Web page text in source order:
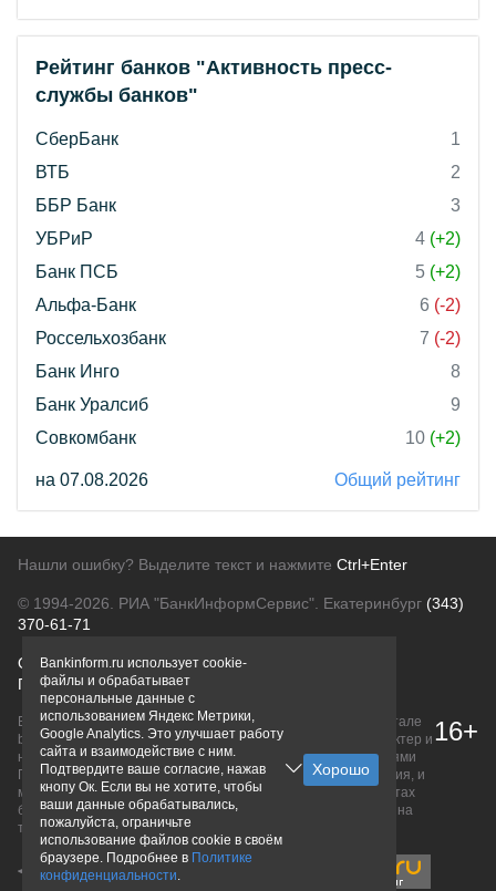
Рейтинг банков "Активность пресс-
службы банков"
СберБанк
1
ВТБ
2
ББР Банк
3
УБРиР
4 (+2)
Банк ПСБ
5 (+2)
Альфа-Банк
6 (-2)
Россельхозбанк
7 (-2)
Банк Инго
8
Банк Уралсиб
9
Совкомбанк
10 (+2)
на 07.08.2026 Общий рейтинг
Нашли ошибку? Выделите текст и нажмите Ctrl+Enter
© 1994-2026. РИА "БанкИнформСервис". Екатеринбург (343)
370-61-71
О проектеПолитика конфиденциальности
Правовая информацияДля рекламодателей
Вся информация о продуктах банков, размещенная на портале
bankinform.ru, носит исключительно ознакомительный характер и
не является публичной офертой, определяемой положениями
ГК РФ. Информация не содержит точного и полного описания, и
может быть изменена. Конечные условия уточняйте на сайтах
банков или при личном обращении. Исключительное право на
товарные знаки принадлежит их правообладателям.
16+
Bankinform.ru использует cookie-
файлы и обрабатывает
персональные данные с
использованием Яндекс Метрики,
Google Analytics. Это улучшает работу
сайта и взаимодействие с ним.
Подтвердите ваше согласие, нажав
кнопу Ок. Если вы не хотите, чтобы
ваши данные обрабатывались,
пожалуйста, ограничьте
использование файлов cookie в своём
браузере. Подробнее в Политике
конфиденциальности.